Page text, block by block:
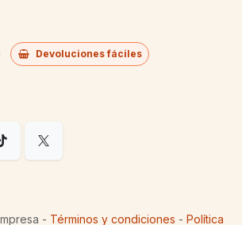
Devoluciones fáciles
- Términos y condiciones - Política